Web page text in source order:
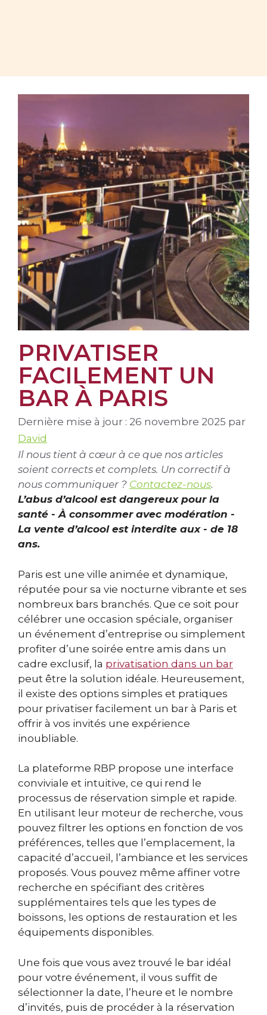
PRIVATISER
FACILEMENT UN
BAR À PARIS
Dernière mise à jour : 26 novembre 2025 par
David
Il nous tient à cœur à ce que nos articles
soient corrects et complets. Un correctif à
nous communiquer ? Contactez-nous.
L’abus d’alcool est dangereux pour la
santé - À consommer avec modération -
La vente d’alcool est interdite aux - de 18
ans.
Paris est une ville animée et dynamique,
réputée pour sa vie nocturne vibrante et ses
nombreux bars branchés. Que ce soit pour
célébrer une occasion spéciale, organiser
un événement d’entreprise ou simplement
profiter d’une soirée entre amis dans un
cadre exclusif, la privatisation dans un bar
peut être la solution idéale. Heureusement,
il existe des options simples et pratiques
pour privatiser facilement un bar à Paris et
offrir à vos invités une expérience
inoubliable.
La plateforme RBP propose une interface
conviviale et intuitive, ce qui rend le
processus de réservation simple et rapide.
En utilisant leur moteur de recherche, vous
pouvez filtrer les options en fonction de vos
préférences, telles que l’emplacement, la
capacité d’accueil, l’ambiance et les services
proposés. Vous pouvez même affiner votre
recherche en spécifiant des critères
supplémentaires tels que les types de
boissons, les options de restauration et les
équipements disponibles.
Une fois que vous avez trouvé le bar idéal
pour votre événement, il vous suffit de
sélectionner la date, l’heure et le nombre
d’invités, puis de procéder à la réservation